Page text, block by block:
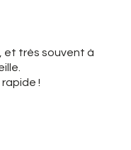
et très souvent à
!